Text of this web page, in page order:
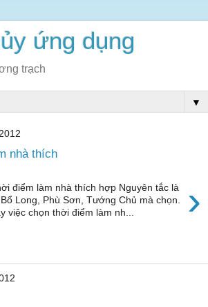
ứng dụng
trạch
▼
nhà thích
›
điểm làm nhà thích hợp Nguyên tắc là
Long, Phù Sơn, Tướng Chủ mà chọn.
việc chọn thời điểm làm nh...